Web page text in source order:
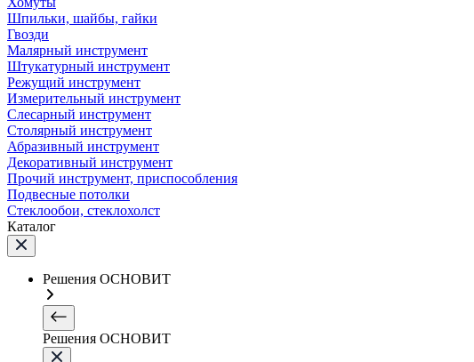
Шпильки, шайбы, гайки
Гвозди
Малярный инструмент
Штукатурный инструмент
Режущий инструмент
Измерительный инструмент
Слесарный инструмент
Столярный инструмент
Абразивный инструмент
Декоративный инструмент
Прочий инструмент, приспособления
Подвесные потолки
Стеклообои, стеклохолст
Каталог
Решения ОСНОВИТ
Решения ОСНОВИТ